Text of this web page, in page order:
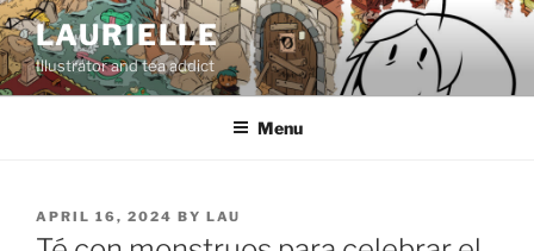
Skip
to
content
LAURIELLE
Illustrator and tea addict
Menu
POSTED
ON
APRIL 16, 2024 BY LAU